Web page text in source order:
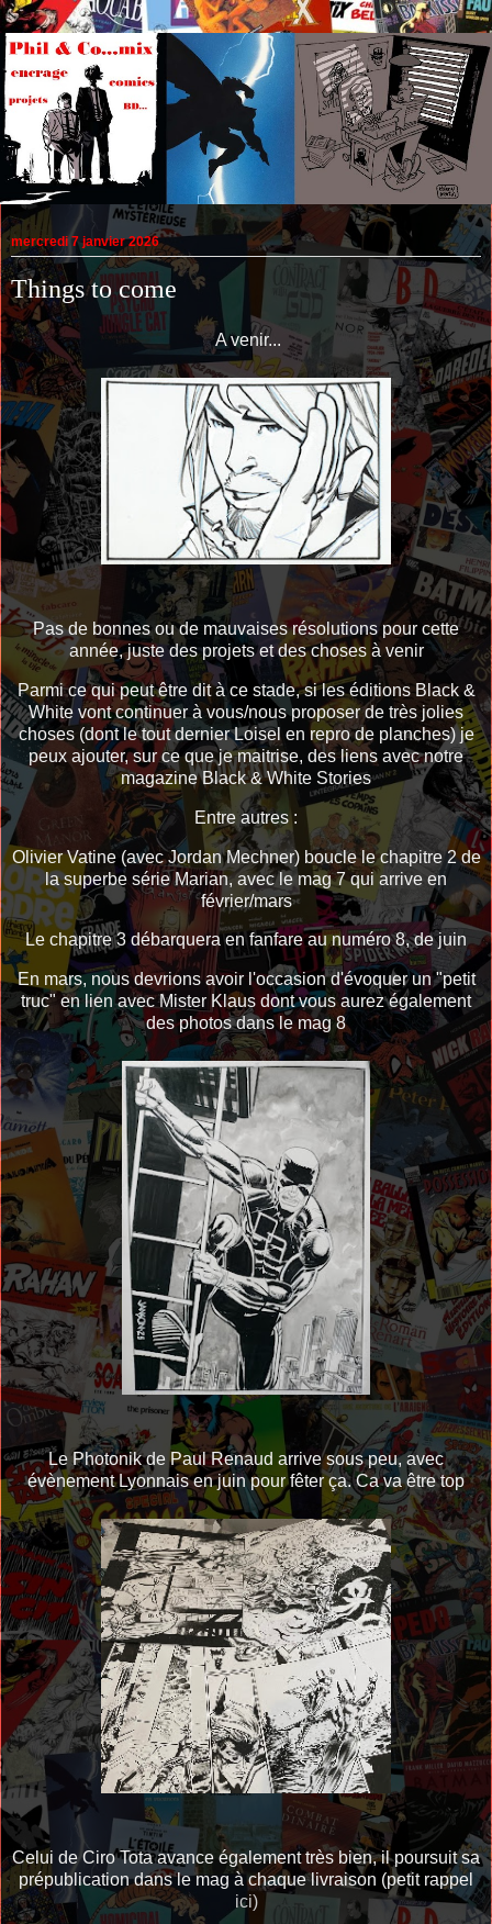
mercredi 7 janvier 2026
Things to come
A venir...
Pas de bonnes ou de mauvaises résolutions pour cette
année, juste des projets et des choses à venir
Parmi ce qui peut être dit à ce stade, si les éditions Black &
White vont continuer à vous/nous proposer de très jolies
choses (dont le tout dernier Loisel en repro de planches) je
peux ajouter, sur ce que je maitrise, des liens avec notre
magazine Black & White Stories
Entre autres :
Olivier Vatine (avec Jordan Mechner) boucle le chapitre 2 de
la superbe série Marian, avec le mag 7 qui arrive en
février/mars
Le chapitre 3 débarquera en fanfare au numéro 8, de juin
En mars, nous devrions avoir l'occasion d'évoquer un "petit
truc" en lien avec Mister Klaus dont vous aurez également
des photos dans le mag 8
Le Photonik de Paul Renaud arrive sous peu, avec
évènement Lyonnais en juin pour fêter ça. Ca va être top
Celui de Ciro Tota avance également très bien, il poursuit sa
prépublication dans le mag à chaque livraison (petit rappel
ici)